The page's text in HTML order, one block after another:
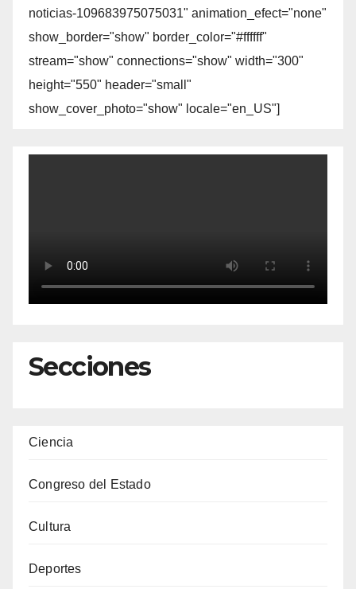
noticias-109683975075031" animation_efect="none"
show_border="show" border_color="#ffffff"
stream="show" connections="show" width="300"
height="550" header="small"
show_cover_photo="show" locale="en_US"]
Secciones
Ciencia
Congreso del Estado
Cultura
Deportes